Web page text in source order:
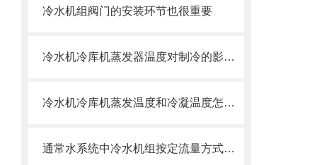
冷水机组阀门的安装环节也很重要
冷水机冷库机蒸发器温度对制冷的影响与调节
冷水机冷库机蒸发温度和冷凝温度怎么确定
通常水系统中冷水机组按定流量方式运行